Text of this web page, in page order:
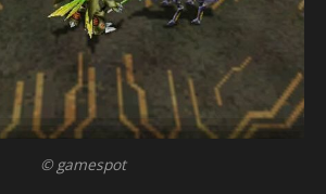
© gamespot